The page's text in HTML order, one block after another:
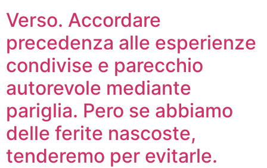
Verso. Accordare
precedenza alle esperienze
condivise e parecchio
autorevole mediante
pariglia. Pero se abbiamo
delle ferite nascoste,
tenderemo per evitarle.